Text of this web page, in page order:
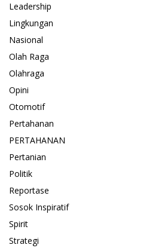
Leadership
Lingkungan
Nasional
Olah Raga
Olahraga
Opini
Otomotif
Pertahanan
PERTAHANAN
Pertanian
Politik
Reportase
Sosok Inspiratif
Spirit
Strategi